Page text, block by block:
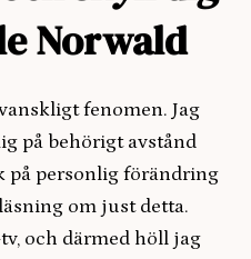
Norwald
fenomen. Jag
på behörigt avstånd
på personlig förändring
om just detta.
och därmed höll jag